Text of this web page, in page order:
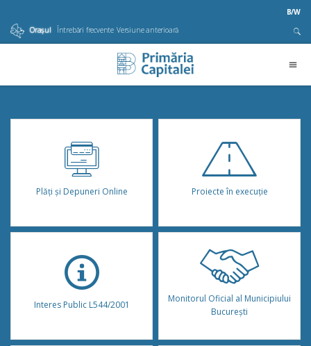
B/W
Orașul
Întrebări frecvente Versiune anterioară
Plăţi şi Depuneri Online Proiecte în execuție
Interes Public L544/2001
Monitorul Oficial al Municipiului
București